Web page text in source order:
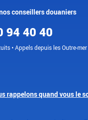
conseillers douaniers
94 40 40
• Appels depuis les Outre-
rappelons quand vous le